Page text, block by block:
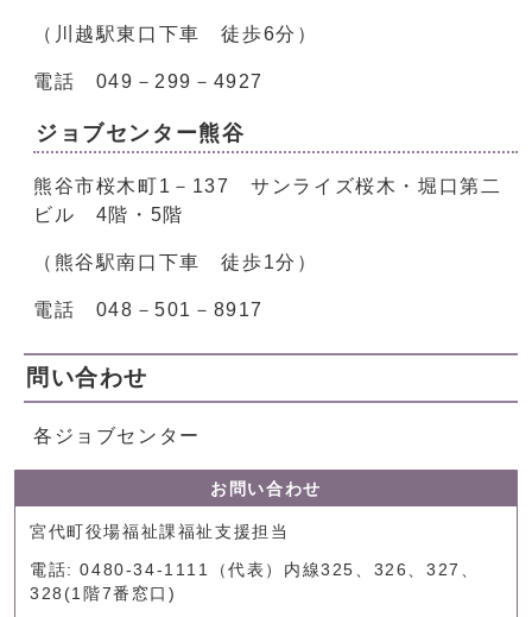
（川越駅東口下車 徒歩6分）
電話 049－299－4927
ジョブセンター熊谷
熊谷市桜木町1－137 サンライズ桜木・堀口第二
ビル 4階・5階
（熊谷駅南口下車 徒歩1分）
電話 048－501－8917
問い合わせ
各ジョブセンター
お問い合わせ
宮代町役場福祉課福祉支援担当
電話: 0480-34-1111（代表）内線325、326、327、
328(1階7番窓口)